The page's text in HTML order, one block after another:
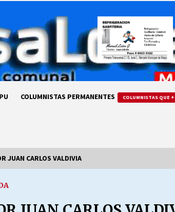
COLUMNISTAS PERMANENTES COLUMNISTAS QUE +
69 AÑOS DE HISTORIA
JUAN CARLOS VALDIVIA